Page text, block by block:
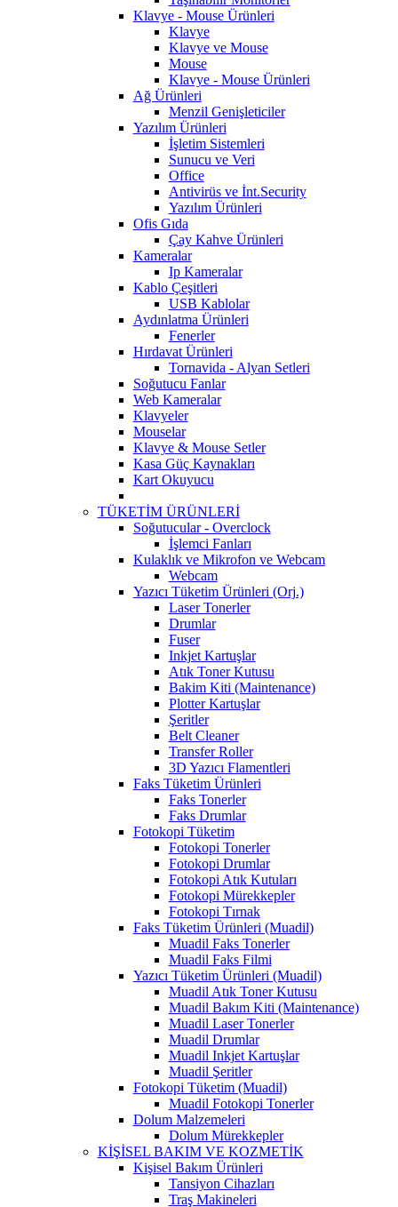
Klavye - Mouse Ürünleri
Klavye
Klavye ve Mouse
Mouse
Klavye - Mouse Ürünleri
Ağ Ürünleri
Menzil Genişleticiler
Yazılım Ürünleri
İşletim Sistemleri
Sunucu ve Veri
Office
Antivirüs ve İnt.Security
Yazılım Ürünleri
Ofis Gıda
Çay Kahve Ürünleri
Kameralar
Ip Kameralar
Kablo Çeşitleri
USB Kablolar
Aydınlatma Ürünleri
Fenerler
Hırdavat Ürünleri
Tornavida - Alyan Setleri
Soğutucu Fanlar
Web Kameralar
Klavyeler
Mouselar
Klavye & Mouse Setler
Kasa Güç Kaynakları
Kart Okuyucu
TÜKETİM ÜRÜNLERİ
Soğutucular - Overclock
İşlemci Fanları
Kulaklık ve Mikrofon ve Webcam
Webcam
Yazıcı Tüketim Ürünleri (Orj.)
Laser Tonerler
Drumlar
Fuser
Inkjet Kartuşlar
Atık Toner Kutusu
Bakim Kiti (Maintenance)
Plotter Kartuşlar
Şeritler
Belt Cleaner
Transfer Roller
3D Yazıcı Flamentleri
Faks Tüketim Ürünleri
Faks Tonerler
Faks Drumlar
Fotokopi Tüketim
Fotokopi Tonerler
Fotokopi Drumlar
Fotokopi Atık Kutuları
Fotokopi Mürekkepler
Fotokopi Tırnak
Faks Tüketim Ürünleri (Muadil)
Muadil Faks Tonerler
Muadil Faks Filmi
Yazıcı Tüketim Ürünleri (Muadil)
Muadil Atık Toner Kutusu
Muadil Bakım Kiti (Maintenance)
Muadil Laser Tonerler
Muadil Drumlar
Muadil Inkjet Kartuşlar
Muadil Şeritler
Fotokopi Tüketim (Muadil)
Muadil Fotokopi Tonerler
Dolum Malzemeleri
Dolum Mürekkepler
KİŞİSEL BAKIM VE KOZMETİK
Kişisel Bakım Ürünleri
Tansiyon Cihazları
Traş Makineleri